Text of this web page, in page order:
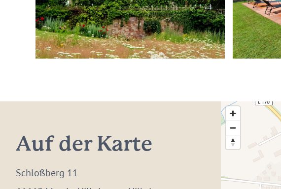
Auf der Karte
Schloßberg 11